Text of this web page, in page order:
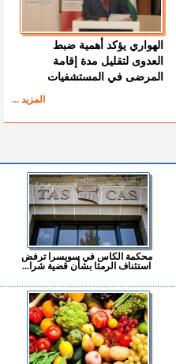
الهواري يؤكد أهمية ضبط
العدوى لتقليل مدة إقامة
المرضى في المستشفيات
المزيد ...
محكمة الكاس في سويسرا ترفض
استئناف الرمثا بشأن قضية شرا...